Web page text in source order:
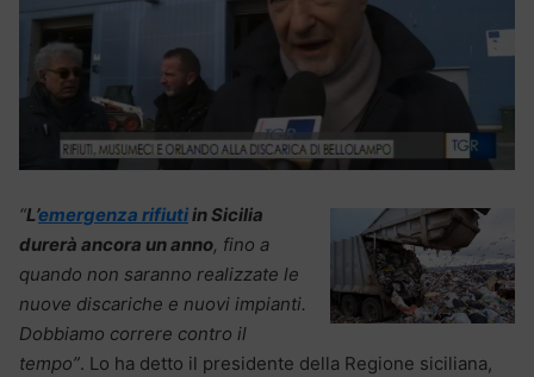
“L’emergenza rifiutiin Sicilia
durerà ancora un anno, fino a
quando non saranno realizzate le
nuove discariche e nuovi impianti.
Dobbiamo correre contro il
tempo”. Lo ha detto il presidente della Regione siciliana,